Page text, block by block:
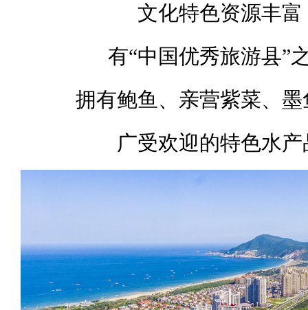
文化特色资源丰富
有“中国优秀旅游县”
拥有鲍鱼、亲营紫菜、墨
广受欢迎的特色水产